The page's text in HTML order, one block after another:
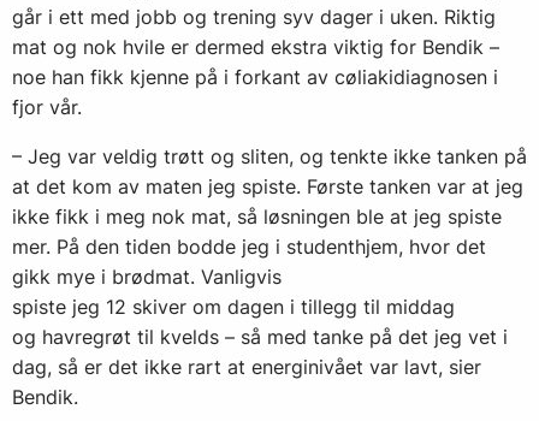
går i ett med jobb og trening syv dager i uken. Riktig
mat og nok hvile er dermed ekstra viktig for Bendik –
noe han fikk kjenne på i forkant av cøliakidiagnosen i
fjor vår.
– Jeg var veldig trøtt og sliten, og tenkte ikke tanken på
at det kom av maten jeg spiste. Første tanken var at jeg
ikke fikk i meg nok mat, så løsningen ble at jeg spiste
mer. På den tiden bodde jeg i studenthjem, hvor det
gikk mye i brødmat. Vanligvis
spiste jeg 12 skiver om dagen i tillegg til middag
og havregrøt til kvelds – så med tanke på det jeg vet i
dag, så er det ikke rart at energinivået var lavt, sier
Bendik.